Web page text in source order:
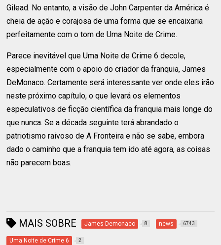
Gilead. No entanto, a visão de John Carpenter da América é
cheia de ação e corajosa de uma forma que se encaixaria
perfeitamente com o tom de Uma Noite de Crime.
Parece inevitável que Uma Noite de Crime 6 decole,
especialmente com o apoio do criador da franquia, James
DeMonaco. Certamente será interessante ver onde eles irão
neste próximo capítulo, o que levará os elementos
especulativos de ficção científica da franquia mais longe do
que nunca. Se a década seguinte terá abrandado o
patriotismo raivoso de A Fronteira e não se sabe, embora
dado o caminho que a franquia tem ido até agora, as coisas
não parecem boas.
MAIS SOBRE James Demonaco 8 news 6743
Uma Noite de Crime 6 2